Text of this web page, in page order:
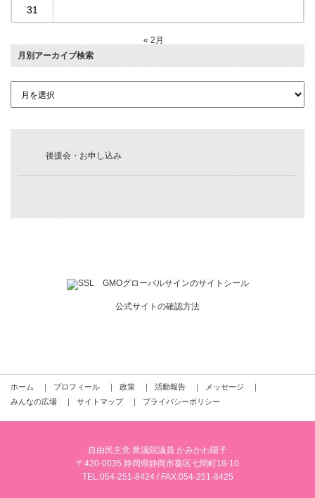
31
« 2月
月別アーカイブ検索
後援会・お申し込み
公式サイトの確認方法
ホーム ｜ プロフィール ｜ 政策 ｜ 活動報告 ｜ メッセージ ｜
みんなの広場 ｜ サイトマップ｜ プライバシーポリシー
自由民主党 衆議院議員 かみかわ陽子
〒420-0035 静岡県静岡市葵区七間町18-10
TEL:054-251-8424/ FAX:054-251-8425